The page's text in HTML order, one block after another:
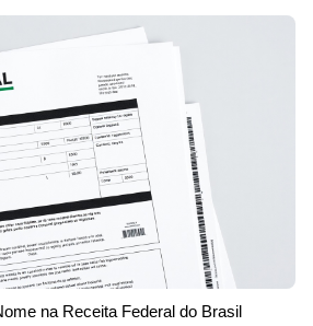
na Receita Federal do Brasil